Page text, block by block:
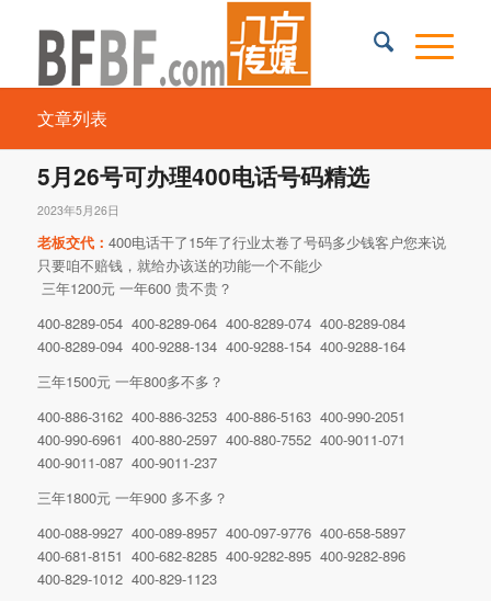
文章列表
5月26号可办理400电话号码精选
2023年5月26日
老板交代： 400电话干了15年了行业太卷了号码多少钱客户您来说
只要咱不赔钱，就给办该送的功能一个不能少
三年1200元 一年600 贵不贵？
400-8289-054 400-8289-064 400-8289-074 400-8289-084
400-8289-094 400-9288-134 400-9288-154 400-9288-164
三年1500元 一年800多不多？
400-886-3162 400-886-3253 400-886-5163 400-990-2051
400-990-6961 400-880-2597 400-880-7552 400-9011-071
400-9011-087 400-9011-237
三年1800元 一年900 多不多？
400-088-9927 400-089-8957 400-097-9776 400-658-5897
400-681-8151 400-682-8285 400-9282-895 400-9282-896
400-829-1012 400-829-1123